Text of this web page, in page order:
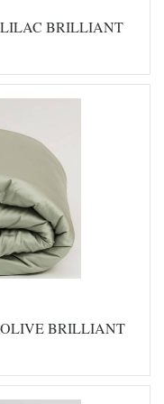
LILAC BRILLIANT
OLIVE BRILLIANT